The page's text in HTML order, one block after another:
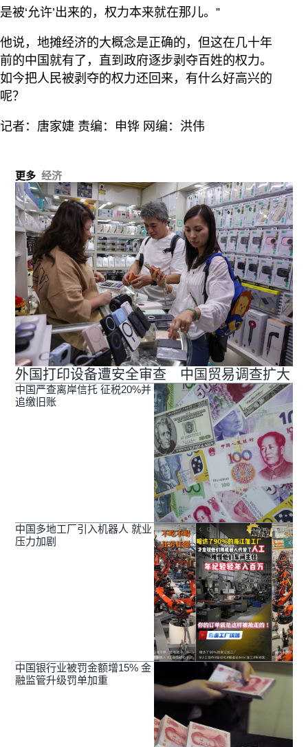
是被‘允许’出来的，权力本来就在那儿。”
他说，地摊经济的大概念是正确的，但这在几十年
前的中国就有了，直到政府逐步剥夺百姓的权力。
如今把人民被剥夺的权力还回来，有什么好高兴的
呢？
记者：唐家婕 责编：申铧 网编：洪伟
更多 经济
外国打印设备遭安全审查 中国贸易调查扩大
中国严查离岸信托 征税20%并
追缴旧账
中国多地工厂引入机器人 就业
压力加剧
中国银行业被罚金额增15% 金
融监管升级罚单加重